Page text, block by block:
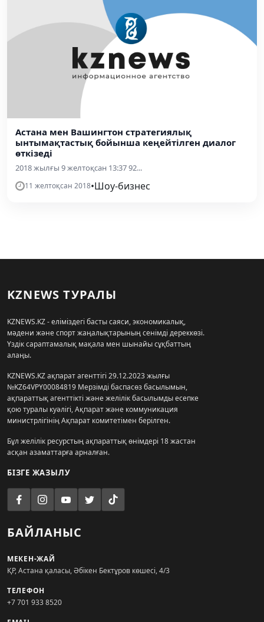
Астана мен Вашингтон стратегиялық
ынтымақтастық бойынша кеңейтілген диалог
өткізеді
2018 жылғы 9 желтоқсан 13:37 92...
11 желтоқсан 2018•Шоу-бизнес
KZNEWS ТУРАЛЫ
KZNEWS.KZ - еліміздегі басты саяси, экономикалық,
мәдени және спорт жаңалықтарының сенімді дереккөзі.
Үздік сараптамалық мақала мен шынайы сұқбаттың
алаңы.
KZNEWS.KZ ақпарат агенттігі 29.12.2023 жылғы
№KZ64VPY00084819 Мерзімді баспасөз басылымын,
ақпараттық агенттікті және желілік басылымды есепке
қою туралы куәлігі, Ақпарат және коммуникация
министрлігінің Ақпарат комитетімен берілген.
Бұл желілік ресурстың ақпараттық өнімдері 18 жастан
асқан азаматтарға арналған.
БІЗГЕ ЖАЗЫЛУ
БАЙЛАНЫС
МЕКЕН-ЖАЙ
ҚР, Астана қаласы, Әбікен Бектұров көшесі, 4/3
ТЕЛЕФОН
+7 701 933 8520